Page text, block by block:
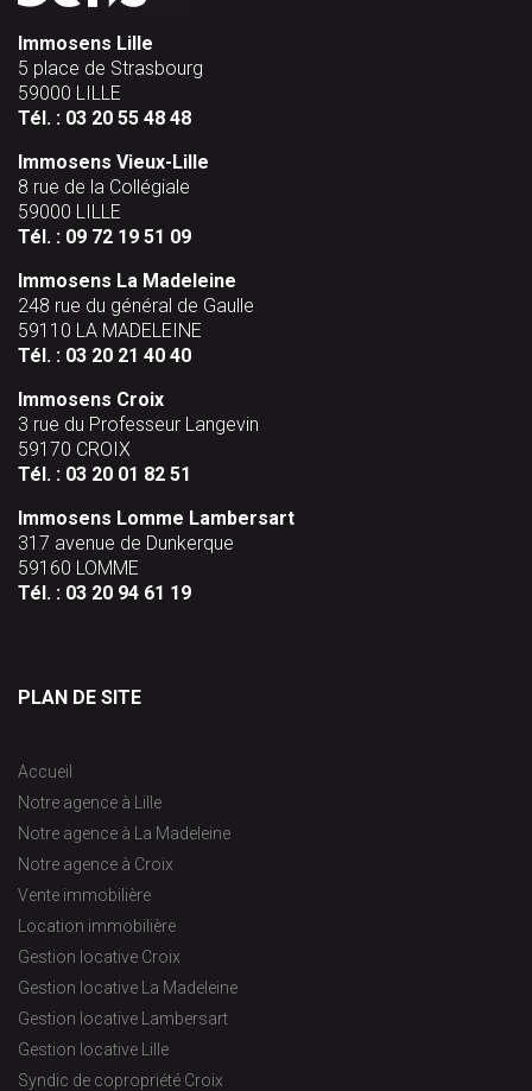
Immosens Lille
5 place de Strasbourg
59000 LILLE
Tél. : 03 20 55 48 48
Immosens Vieux-Lille
8 rue de la Collégiale
59000 LILLE
Tél. : 09 72 19 51 09
Immosens La Madeleine
248 rue du général de Gaulle
59110 LA MADELEINE
Tél. : 03 20 21 40 40
Immosens Croix
3 rue du Professeur Langevin
59170 CROIX
Tél. : 03 20 01 82 51
Immosens Lomme Lambersart
317 avenue de Dunkerque
59160 LOMME
Tél. : 03 20 94 61 19
PLAN DE SITE
Accueil
Notre agence à Lille
Notre agence à La Madeleine
Notre agence à Croix
Vente immobilière
Location immobilière
Gestion locative Croix
Gestion locative La Madeleine
Gestion locative Lambersart
Gestion locative Lille
Syndic de copropriété Croix